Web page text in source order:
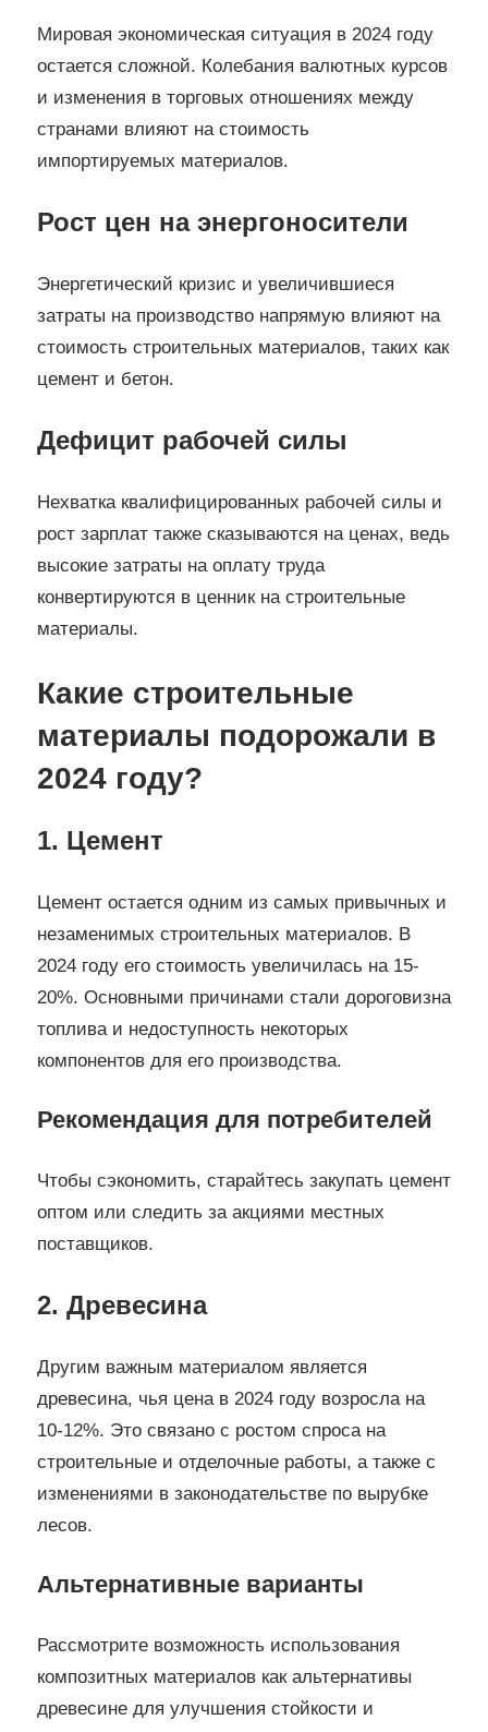
Мировая экономическая ситуация в 2024 году
остается сложной. Колебания валютных курсов
и изменения в торговых отношениях между
странами влияют на стоимость
импортируемых материалов.
Рост цен на энергоносители
Энергетический кризис и увеличившиеся
затраты на производство напрямую влияют на
стоимость строительных материалов, таких как
цемент и бетон.
Дефицит рабочей силы
Нехватка квалифицированных рабочей силы и
рост зарплат также сказываются на ценах, ведь
высокие затраты на оплату труда
конвертируются в ценник на строительные
материалы.
Какие строительные
материалы подорожали в
2024 году?
1. Цемент
Цемент остается одним из самых привычных и
незаменимых строительных материалов. В
2024 году его стоимость увеличилась на 15-
20%. Основными причинами стали дороговизна
топлива и недоступность некоторых
компонентов для его производства.
Рекомендация для потребителей
Чтобы сэкономить, старайтесь закупать цемент
оптом или следить за акциями местных
поставщиков.
2. Древесина
Другим важным материалом является
древесина, чья цена в 2024 году возросла на
10-12%. Это связано с ростом спроса на
строительные и отделочные работы, а также с
изменениями в законодательстве по вырубке
лесов.
Альтернативные варианты
Рассмотрите возможность использования
композитных материалов как альтернативы
древесине для улучшения стойкости и